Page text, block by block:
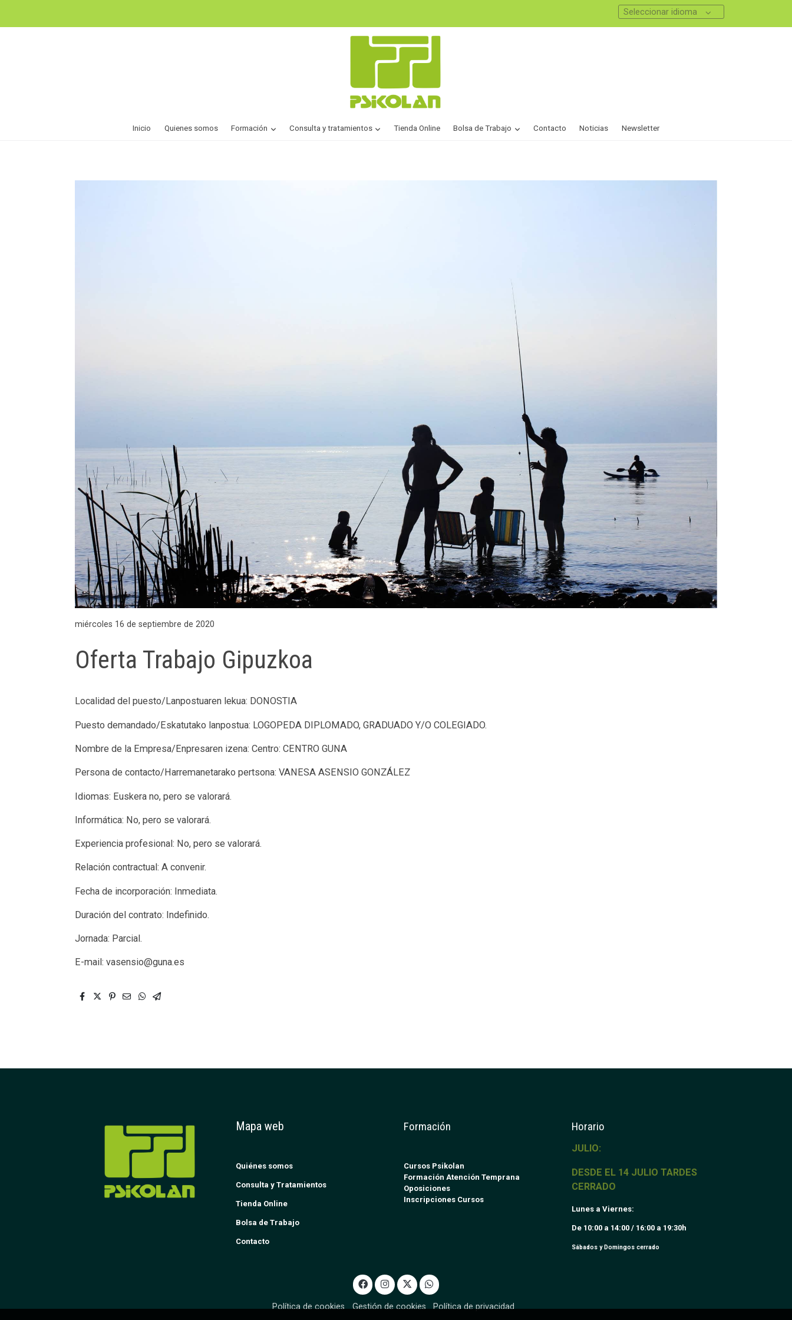
Seleccionar idioma
Inicio Quienes somos Formación Consulta y tratamientos Tienda Online Bolsa de Trabajo Contacto Noticias Newsletter
miércoles 16 de septiembre de 2020
Oferta Trabajo Gipuzkoa
Localidad del puesto/Lanpostuaren lekua: DONOSTIA
Puesto demandado/Eskatutako lanpostua: LOGOPEDA DIPLOMADO, GRADUADO Y/O COLEGIADO.
Nombre de la Empresa/Enpresaren izena: Centro: CENTRO GUNA
Persona de contacto/Harremanetarako pertsona: VANESA ASENSIO GONZÁLEZ
Idiomas: Euskera no, pero se valorará.
Informática: No, pero se valorará.
Experiencia profesional: No, pero se valorará.
Relación contractual: A convenir.
Fecha de incorporación: Inmediata.
Duración del contrato: Indefinido.
Jornada: Parcial.
E-mail: vasensio@guna.es
Mapa web
Quiénes somos
Consulta y Tratamientos
Tienda Online
Bolsa de Trabajo
Contacto
Formación
Cursos Psikolan
Formación Atención Temprana
Oposiciones
Inscripciones Cursos
Horario
JULIO:
DESDE EL 14 JULIO TARDES
CERRADO
Lunes a Viernes:
De 10:00 a 14:00 / 16:00 a 19:30h
Sábados y Domingos cerrado
Política de cookies Gestión de cookies Política de privacidad